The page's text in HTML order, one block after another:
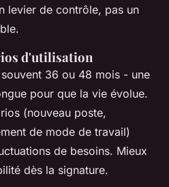
levier de contrôle, pas un
d'utilisation
36 ou 48 mois - une
pour que la vie évolue.
(nouveau poste,
de mode de travail)
de besoins. Mieux
dès la signature.